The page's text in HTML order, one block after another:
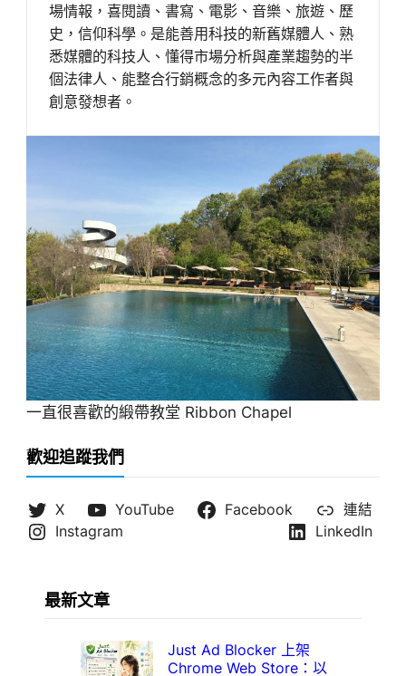
場情報，喜閱讀、書寫、電影、音樂、旅遊、歷
史，信仰科學。是能善用科技的新舊媒體人、熟
悉媒體的科技人、懂得市場分析與產業趨勢的半
個法律人、能整合行銷概念的多元內容工作者與
創意發想者。
一直很喜歡的緞帶教堂 Ribbon Chapel
歡迎追蹤我們
X YouTube Facebook
連結
Instagram
LinkedIn
最新文章
Just Ad Blocker 上架
Chrome Web Store：以